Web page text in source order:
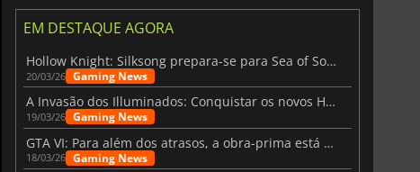
EM DESTAQUE AGORA
Hollow Knight: Silksong prepara-se para Sea of Sorrow com um patch
20/03/26 Gaming News
A Invasão dos Illuminados: Conquistar os novos Helldivers 2 Atualização!
19/03/26 Gaming News
GTA VI: Para além dos atrasos, a obra-prima está quase a chegar
18/03/26 Gaming News